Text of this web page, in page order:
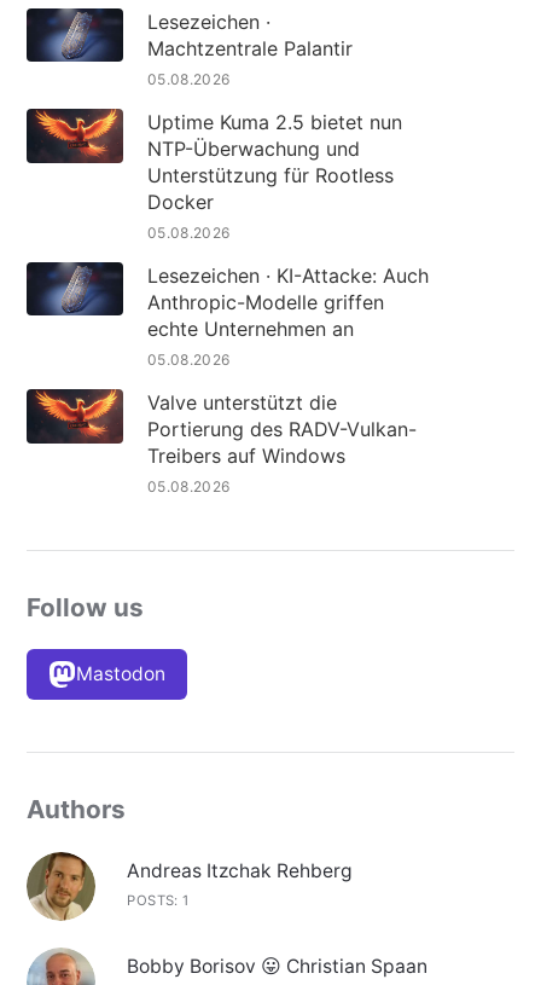
Lesezeichen ·
Machtzentrale Palantir
05.08.2026
Uptime Kuma 2.5 bietet nun
NTP-Überwachung und
Unterstützung für Rootless
Docker
05.08.2026
Lesezeichen · KI-Attacke: Auch
Anthropic-Modelle griffen
echte Unternehmen an
05.08.2026
Valve unterstützt die
Portierung des RADV-Vulkan-
Treibers auf Windows
05.08.2026
Follow us
Mastodon
Authors
Andreas Itzchak Rehberg
POSTS: 1
Bobby Borisov 😛 Christian Spaan